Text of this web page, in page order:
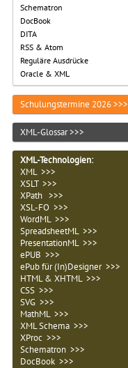
Schematron
DocBook
DITA
RSS & Atom
Reguläre Ausdrücke
Oracle & XML
Schulungstermine 2026 >>>
XML-Glossar >>>
XML-Technologien:
XML >>>
XSLT >>>
XPath >>>
XSL-FO >>>
WordML >>>
SpreadsheetML >>>
PresentationML >>>
ePUB >>>
ePub für (In)Designer >>>
HTML & XHTML >>>
CSS >>>
SVG >>>
MathML >>>
XML Schema >>>
XProc >>>
Schematron >>>
DocBook >>>